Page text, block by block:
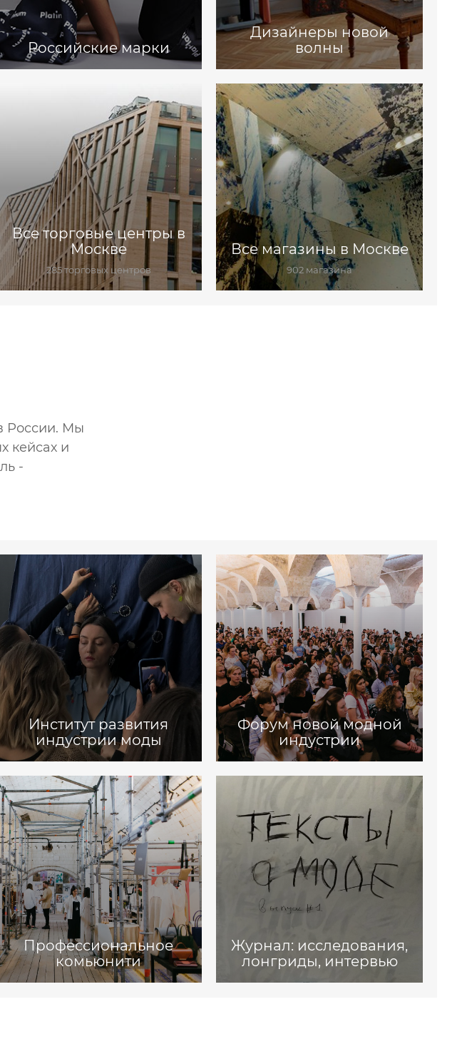
Российские марки
Дизайнеры новой
волны
Все торговые центры в
Москве
285 торговых центров
Все магазины в Москве
902 магазина
России. Мы
кейсах и
-
Институт развития
индустрии моды
Форум новой модной
индустрии
Профессиональное
комьюнити
Журнал: исследования,
лонгриды, интервью